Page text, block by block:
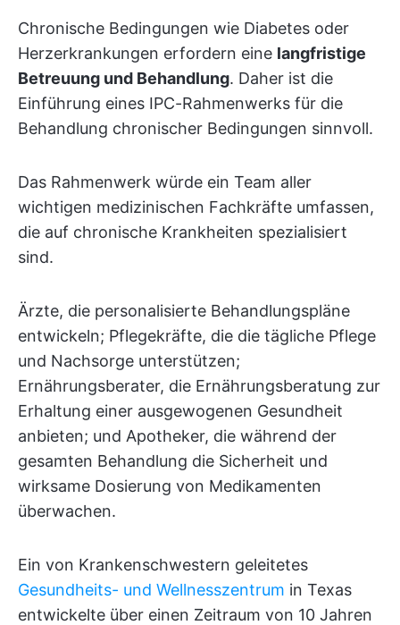
Chronische Bedingungen wie Diabetes oder
Herzerkrankungen erfordern eine langfristige
Betreuung und Behandlung. Daher ist die
Einführung eines IPC-Rahmenwerks für die
Behandlung chronischer Bedingungen sinnvoll.
Das Rahmenwerk würde ein Team aller
wichtigen medizinischen Fachkräfte umfassen,
die auf chronische Krankheiten spezialisiert
sind.
Ärzte, die personalisierte Behandlungspläne
entwickeln; Pflegekräfte, die die tägliche Pflege
und Nachsorge unterstützen;
Ernährungsberater, die Ernährungsberatung zur
Erhaltung einer ausgewogenen Gesundheit
anbieten; und Apotheker, die während der
gesamten Behandlung die Sicherheit und
wirksame Dosierung von Medikamenten
überwachen.
Ein von Krankenschwestern geleitetes
Gesundheits- und Wellnesszentrum in Texas
entwickelte über einen Zeitraum von 10 Jahren